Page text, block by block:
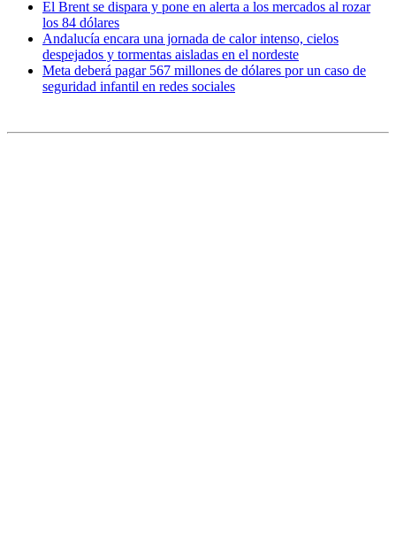
El Brent se dispara y pone en alerta a los mercados al rozar
los 84 dólares
Andalucía encara una jornada de calor intenso, cielos
despejados y tormentas aisladas en el nordeste
Meta deberá pagar 567 millones de dólares por un caso de
seguridad infantil en redes sociales